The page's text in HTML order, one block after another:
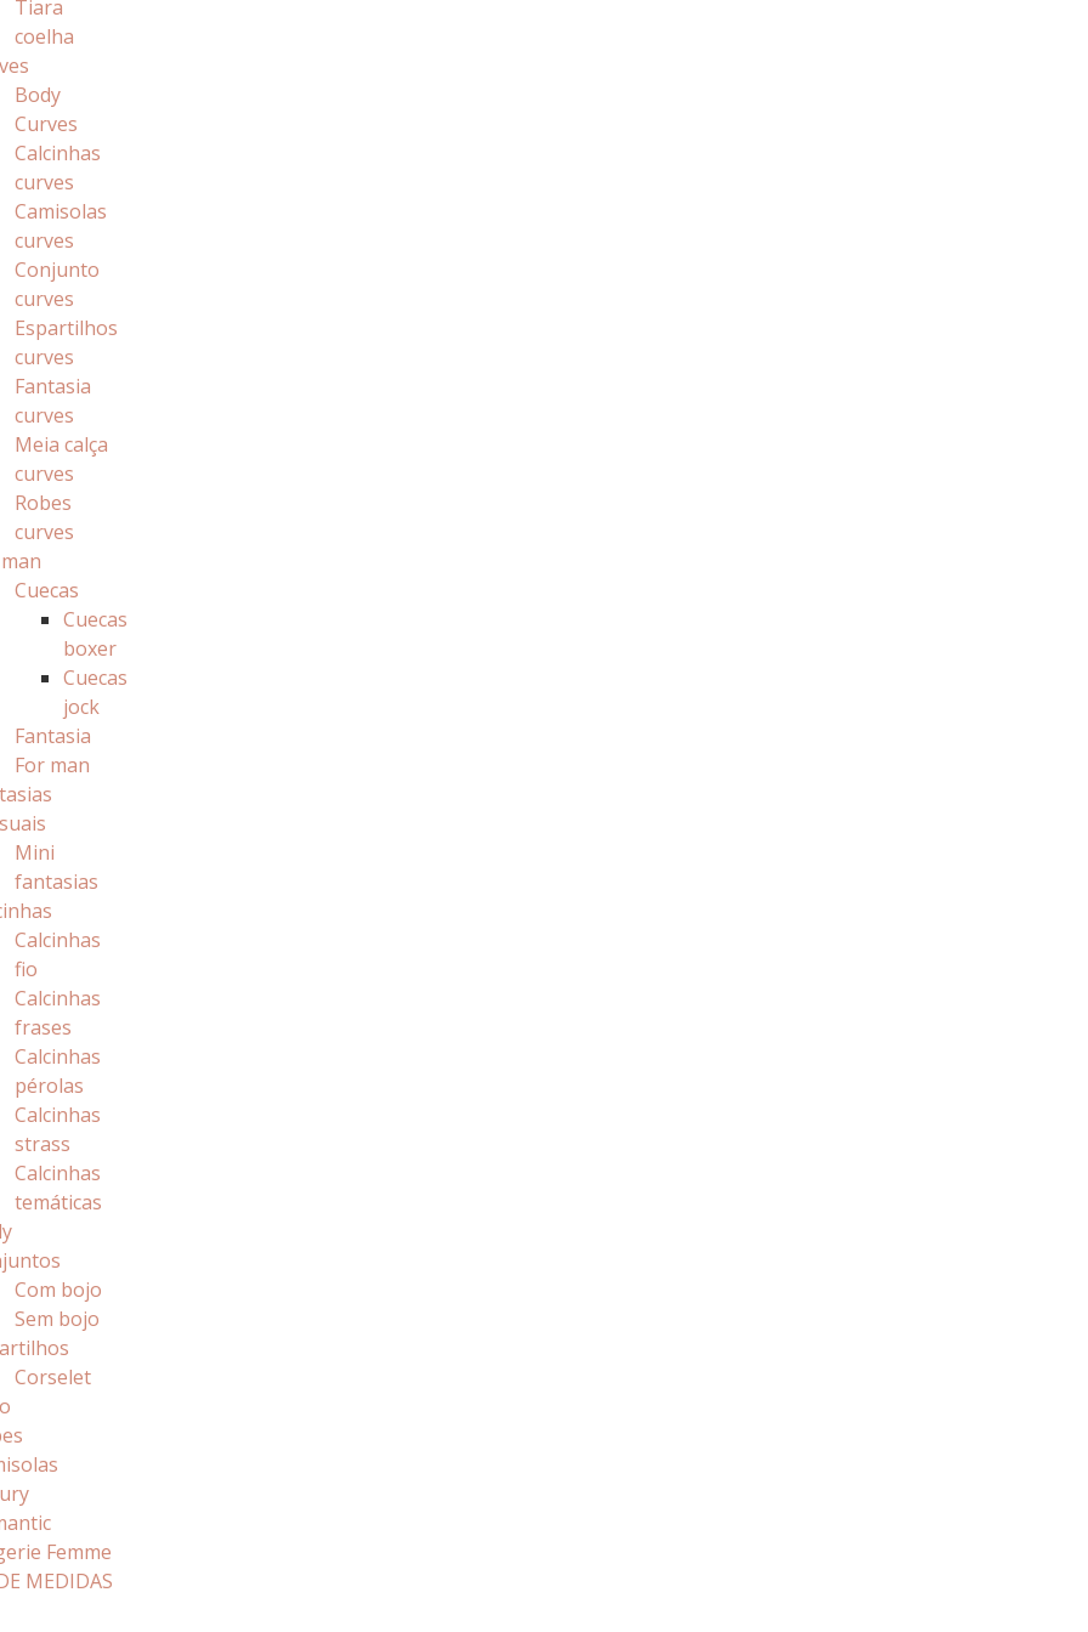
Tiara
coelha
Body
Curves
Calcinhas
curves
Camisolas
curves
Conjunto
curves
Espartilhos
curves
Fantasia
curves
Meia calça
curves
Robes
curves
Cuecas
Cuecas
boxer
Cuecas
jock
Fantasia
For man
Mini
fantasias
Calcinhas
fio
Calcinhas
frases
Calcinhas
pérolas
Calcinhas
strass
Calcinhas
temáticas
Com bojo
Sem bojo
Corselet
Femme
MEDIDAS